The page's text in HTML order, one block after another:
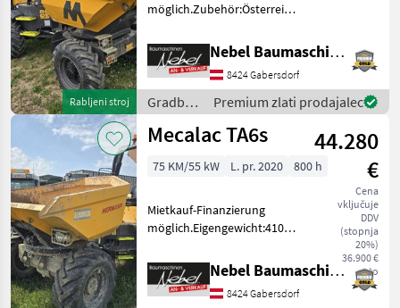
Rabljeni stroj
möglich.Zubehör:Österreichische
2000kg. Gradbeni stroji
Gradbeni prekucnik
Nebel Baumaschinen
8424 Gabersdorf
Gradbeni
stroji /
Mecalac
Premium zlati prodajalec
Mecalac TA6s
44.280
€
Cena
vključuje
DDV
(stopnja
20%)
36.900 €
neto
75 KM/55 kW L. pr. 2020 800 h
Mietkauf-Finanzierung
möglich.Eigengewicht:4100kg.
Strassenzulassung-
Typenschein Gradbeni
stroji Gradbeni prekucnik
Nebel Baumaschinen
8424 Gabersdorf